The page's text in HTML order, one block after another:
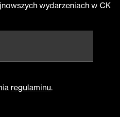
wydarzeniach w CK
regulaminu.